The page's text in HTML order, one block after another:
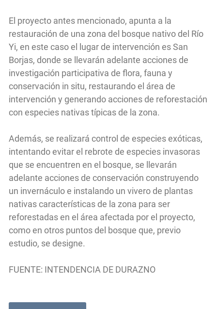
El proyecto antes mencionado, apunta a la
restauración de una zona del bosque nativo del Río
Yi, en este caso el lugar de intervención es San
Borjas, donde se llevarán adelante acciones de
investigación participativa de flora, fauna y
conservación in situ, restaurando el área de
intervención y generando acciones de reforestación
con especies nativas típicas de la zona.
Además, se realizará control de especies exóticas,
intentando evitar el rebrote de especies invasoras
que se encuentren en el bosque, se llevarán
adelante acciones de conservación construyendo
un invernáculo e instalando un vivero de plantas
nativas características de la zona para ser
reforestadas en el área afectada por el proyecto,
como en otros puntos del bosque que, previo
estudio, se designe.
FUENTE: INTENDENCIA DE DURAZNO